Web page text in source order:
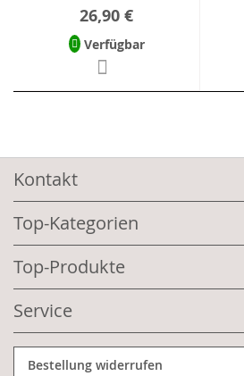
26,90 €
Verfügbar
Kontakt
Top-Kategorien
Top-Produkte
Service
Bestellung widerrufen